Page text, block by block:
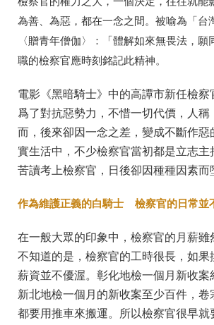
為善、為惡，都在一念之間。被喻為「台
〈贈青年僧伽〉：「體解如來無畏法，
職的檢察官應時刻銘記此精神。
電影《黑暗騎士》中的高譚市新任檢察
爲了對抗惡勢力，不惜一切代價，人稱
而，後來卻因一念之差，變成不斷作惡
實生活中，不少檢察官當初都是立志主
苦讀考上檢察官，日後卻因種種因素而
作為維護正義的白騎士 檢察官的日常並
在一般大眾的印象中，檢察官的月薪雖
不知道的是，檢察官的工時很長，如果
薪資並不優渥。彰化地檢一個月新收案
新北地檢一個月的新收案至少百件，卷
都要用推車來搬運。所以檢察官很早就